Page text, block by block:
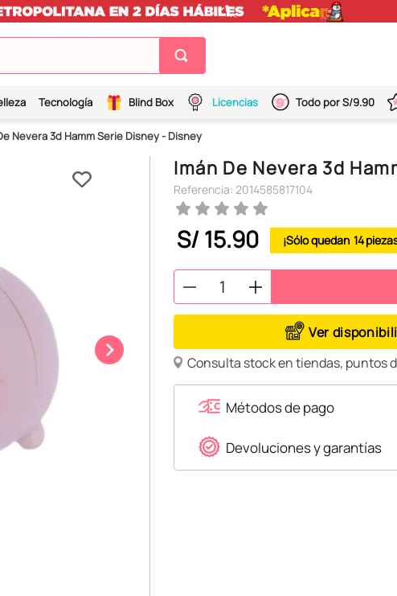
Tecnología Blind Box Licencias Todo por S/9.90
Nevera 3d Hamm Serie Disney - Disney
Imán De Nevera 3d
Referencia: 2014585817104
S/15.90 14
Ver
Consulta stock en tiendas, puntos
Métodos de pago
Devoluciones y garantías